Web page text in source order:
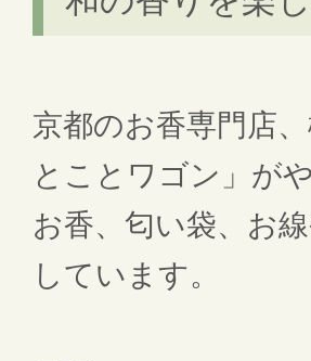
京都のお香専門店
とことワゴン」が
お香、匂い袋、お
しています。